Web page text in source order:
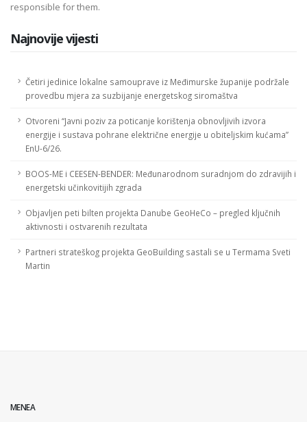
responsible for them.
Najnovije vijesti
Četiri jedinice lokalne samouprave iz Međimurske županije podržale
provedbu mjera za suzbijanje energetskog siromaštva
Otvoreni “Javni poziv za poticanje korištenja obnovljivih izvora
energije i sustava pohrane električne energije u obiteljskim kućama”
EnU-6/26.
BOOS-ME i CEESEN-BENDER: Međunarodnom suradnjom do zdravijih i
energetski učinkovitijih zgrada
Objavljen peti bilten projekta Danube GeoHeCo – pregled ključnih
aktivnosti i ostvarenih rezultata
Partneri strateškog projekta GeoBuilding sastali se u Termama Sveti
Martin
MENEA